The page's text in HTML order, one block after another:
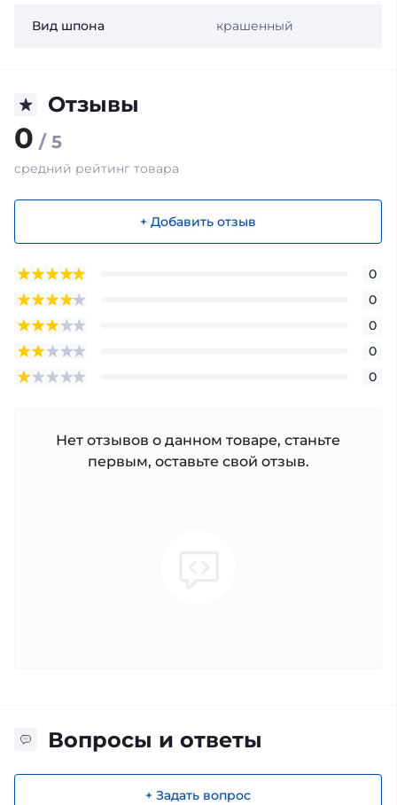
Вид шпона крашенный
Отзывы
0 / 5
средний рейтинг товара
+ Добавить отзыв
0
0
0
0
0
Нет отзывов о данном товаре, станьте
первым, оставьте свой отзыв.
Вопросы и ответы
+ Задать вопрос